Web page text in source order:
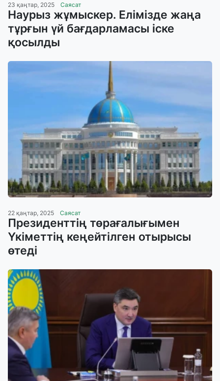
23 қаңтар, 2025 Саясат
Наурыз жұмыскер. Елімізде жаңа
тұрғын үй бағдарламасы іске
қосылды
22 қаңтар, 2025 Саясат
Президенттің төрағалығымен
Үкіметтің кеңейтілген отырысы
өтеді